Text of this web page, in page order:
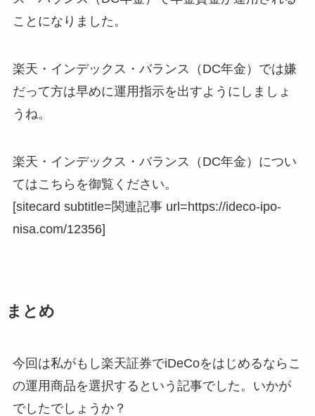
ことになりました。
楽天・インデックス・バランス（DC年金）では嫌
だって方は早めに運用指示を出すようにしましょ
うね。
楽天・インデックス・バランス（DC年金）につい
てはこちらを御覧ください。
[sitecard subtitle=関連記事 url=https://ideco-ipo-
nisa.com/12356]
まとめ
今回は私がもし楽天証券でiDeCoをはじめるならこ
の運用商品を選択するという記事でした。いかが
でしたでしょうか？